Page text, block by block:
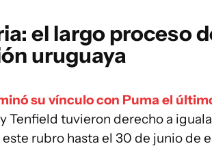
el largo proceso
uruguaya
su vínculo con Puma el
Tenfield tuvieron derecho a
rubro hasta el 30 de junio de